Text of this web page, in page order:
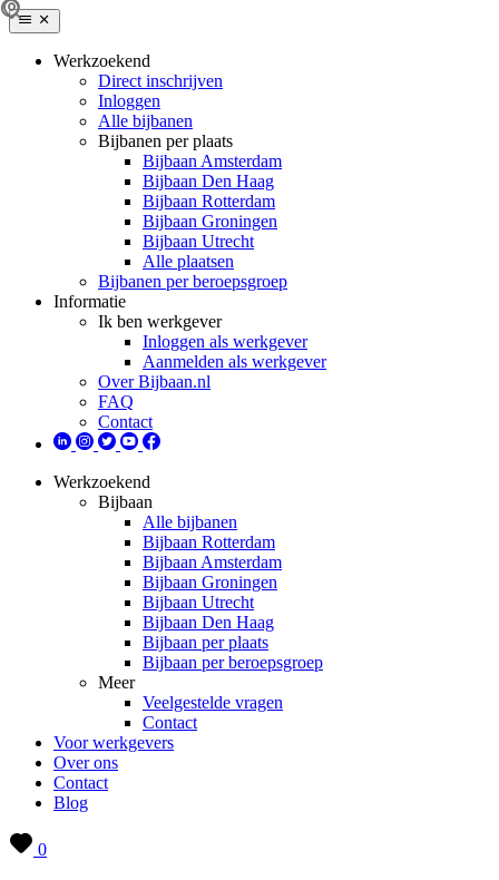
Werkzoekend
Direct inschrijven
Inloggen
Alle bijbanen
Bijbanen per plaats
Bijbaan Amsterdam
Bijbaan Den Haag
Bijbaan Rotterdam
Bijbaan Groningen
Bijbaan Utrecht
Alle plaatsen
Bijbanen per beroepsgroep
Informatie
Ik ben werkgever
Inloggen als werkgever
Aanmelden als werkgever
Over Bijbaan.nl
FAQ
Contact
Werkzoekend
Bijbaan
Alle bijbanen
Bijbaan Rotterdam
Bijbaan Amsterdam
Bijbaan Groningen
Bijbaan Utrecht
Bijbaan Den Haag
Bijbaan per plaats
Bijbaan per beroepsgroep
Meer
Veelgestelde vragen
Contact
Voor werkgevers
Over ons
Contact
Blog
0